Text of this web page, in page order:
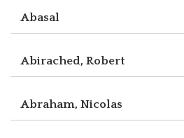
Abasal
Abirached, Robert
Abraham, Nicolas